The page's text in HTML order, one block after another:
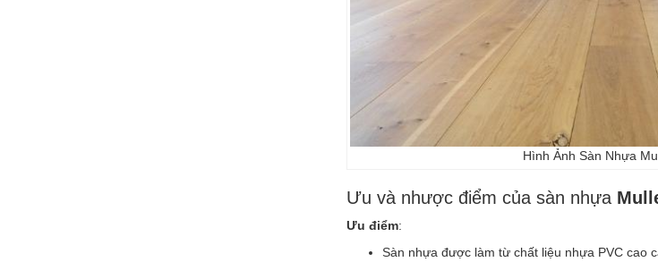
Hình Ảnh Sàn Nhựa
Ưu và nhược điểm của sàn nhựa
Ưu điểm:
Sàn nhựa được làm từ chất liệu nhựa PVC cao